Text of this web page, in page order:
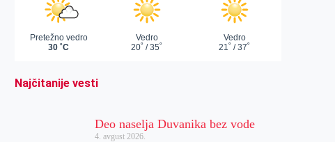
Najčitanije vesti
Deo naselja Duvanika bez vode
4. avgust 2026.